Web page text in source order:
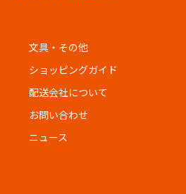
文具・その他
ショッピングガイド
配送会社について
お問い合わせ
ニュース